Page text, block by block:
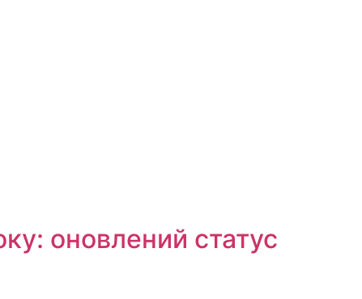
оновлений статус